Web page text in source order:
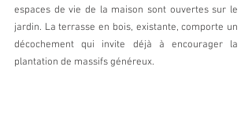
espaces de vie de la maison sont ouvertes sur le
jardin. La terrasse en bois, existante, comporte un
décochement qui invite déjà à encourager la
plantation de massifs généreux.